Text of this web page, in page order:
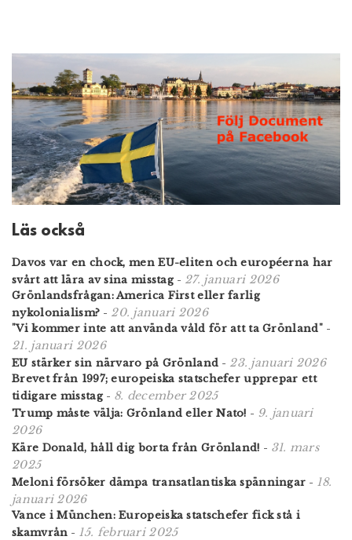
Läs också
Davos var en chock, men EU-eliten och européerna har
svårt att lära av sina misstag- 27. januari 2026
Grönlandsfrågan: America First eller farlig
nykolonialism? - 20. januari 2026
"Vi kommer inte att använda våld för att ta Grönland"-
21. januari 2026
EU stärker sin närvaro på Grönland - 23. januari 2026
Brevet från 1997; europeiska statschefer upprepar ett
tidigare misstag- 8. december 2025
Trump måste välja: Grönland eller Nato! - 9. januari
2026
Käre Donald, håll dig borta från Grönland! - 31. mars
2025
Meloni försöker dämpa transatlantiska spänningar - 18.
januari 2026
Vance i München: Europeiska statschefer fick stå i
skamvrån - 15. februari 2025